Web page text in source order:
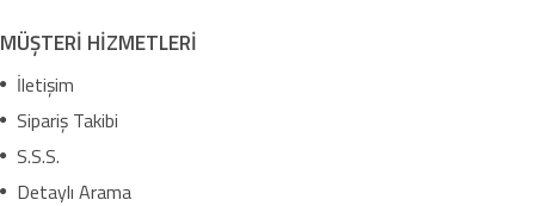
MÜŞTERİ HİZMETLERİ
İletişim
Sipariş Takibi
S.S.S.
Detaylı Arama